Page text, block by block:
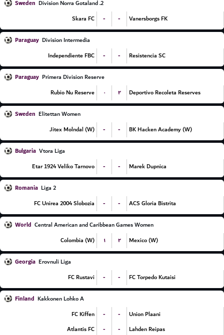
Sweden
2. Division Norra Gotaland
Skara FC
- - Vanersborgs FK
Paraguay Division Intermedia
Independiente FBC
- - Resistencia SC
Paraguay Primera Division Reserve
Rubio Nu Reserve
۰ ۲ Deportivo Recoleta Reserves
Sweden Elitettan Women
Jitex Molndal (W)
- - BK Hacken Academy (W)
Bulgaria Vtora Liga
Etar 1924 Veliko Tarnovo
- - Marek Dupnica
Romania Liga 2
FC Unirea 2004 Slobozia
- - ACS Gloria Bistrita
World Central American and Caribbean Games Women
Colombia (W)
۱ ۲ Mexico (W)
Georgia Erovnuli Liga
FC Rustavi
- - FC Torpedo Kutaisi
Finland Kakkonen Lohko A
FC Kiffen
- -
Union Plaani
Atlantis FC
- - Lahden Reipas